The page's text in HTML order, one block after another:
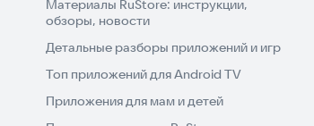
Материалы RuStore: инструкции,
обзоры, новости
Детальные разборы приложений и игр
Топ приложений для Android TV
Приложения для мам и детей